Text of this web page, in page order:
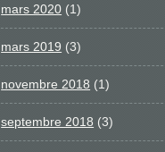
mars 2020 (1)
mars 2019 (3)
novembre 2018 (1)
septembre 2018 (3)